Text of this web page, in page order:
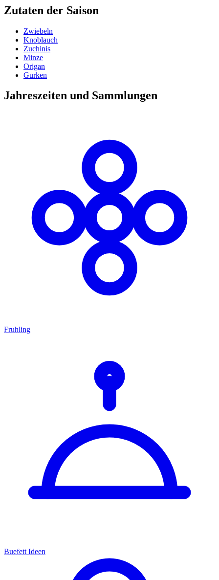
Zutaten der Saison
Zwiebeln
Knoblauch
Zuchinis
Minze
Origan
Gurken
Jahreszeiten und Sammlungen
Fruhling
Buefett Ideen